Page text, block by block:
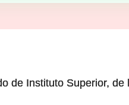
de Instituto Superior,